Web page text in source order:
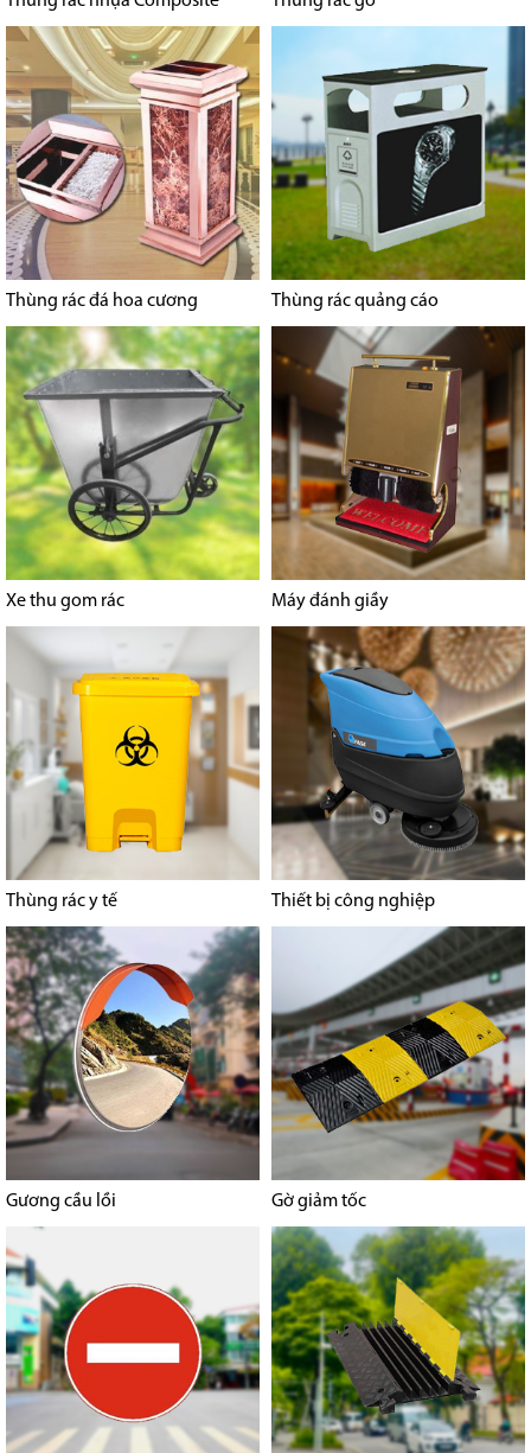
Thùng rác đá hoa cương Thùng rác quảng cáo
Xe thu gom rác Máy đánh giầy
Thùng rác y tế Thiết bị công nghiệp
Gương cầu lồi Gờ giảm tốc